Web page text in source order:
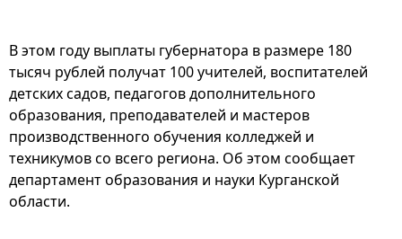
В этом году выплаты губернатора в размере 180
тысяч рублей получат 100 учителей, воспитателей
детских садов, педагогов дополнительного
образования, преподавателей и мастеров
производственного обучения колледжей и
техникумов со всего региона. Об этом сообщает
департамент образования и науки Курганской
области.